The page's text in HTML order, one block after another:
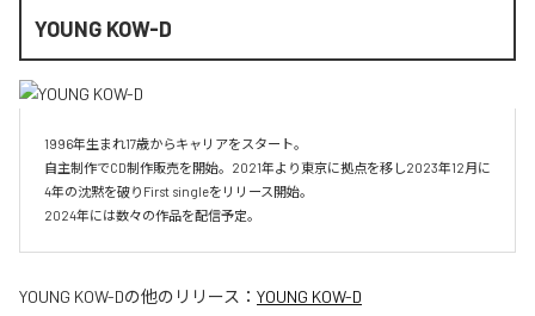
YOUNG KOW-D
1996年生まれ17歳からキャリアをスタート。
自主制作でCD制作販売を開始。2021年より東京に拠点を移し2023年12月に
4年の沈黙を破りFirst singleをリリース開始。
2024年には数々の作品を配信予定。
YOUNG KOW-Dの他のリリース： YOUNG KOW-D